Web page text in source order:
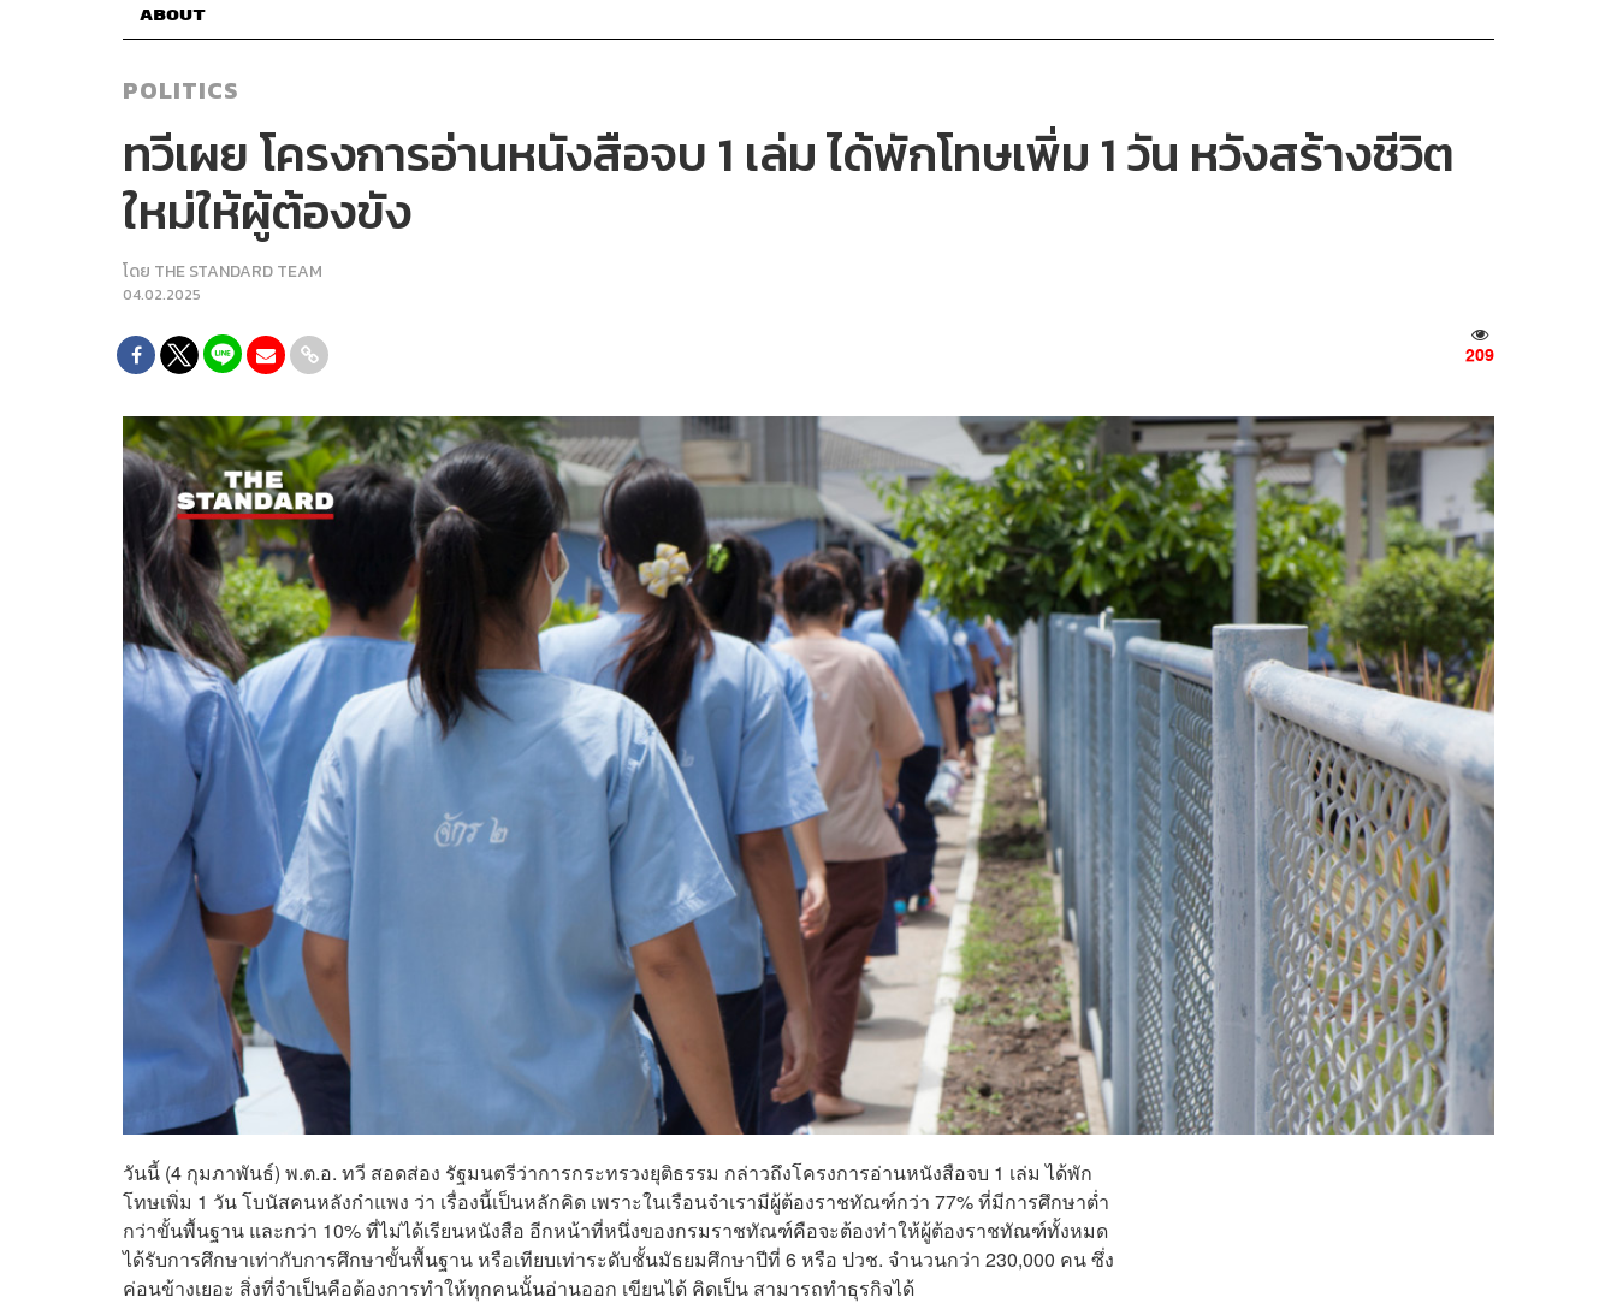
ABOUT
POLITICS
ทวีเผย โครงการอ่านหนังสือจบ 1 เล่ม ได้พักโทษเพิ่ม 1 วัน หวังสร้างชีวิต
ใหม่ให้ผู้ต้องขัง
โดย THE STANDARD TEAM
04.02.2025
209
วันนี้ (4 กุมภาพันธ์) พ.ต.อ. ทวี สอดส่อง รัฐมนตรีว่าการกระทรวงยุติธรรม กล่าวถึงโครงการอ่านหนังสือจบ 1 เล่ม ได้พัก
โทษเพิ่ม 1 วัน โบนัสคนหลังกำแพง ว่า เรื่องนี้เป็นหลักคิด เพราะในเรือนจำเรามีผู้ต้องราชทัณฑ์กว่า 77% ที่มีการศึกษาต่ำ
กว่าขั้นพื้นฐาน และกว่า 10% ที่ไม่ได้เรียนหนังสือ อีกหน้าที่หนึ่งของกรมราชทัณฑ์คือจะต้องทำให้ผู้ต้องราชทัณฑ์ทั้งหมด
ได้รับการศึกษาเท่ากับการศึกษาขั้นพื้นฐาน หรือเทียบเท่าระดับชั้นมัธยมศึกษาปีที่ 6 หรือ ปวช. จำนวนกว่า 230,000 คน ซึ่ง
ค่อนข้างเยอะ สิ่งที่จำเป็นคือต้องการทำให้ทุกคนนั้นอ่านออก เขียนได้ คิดเป็น สามารถทำธุรกิจได้